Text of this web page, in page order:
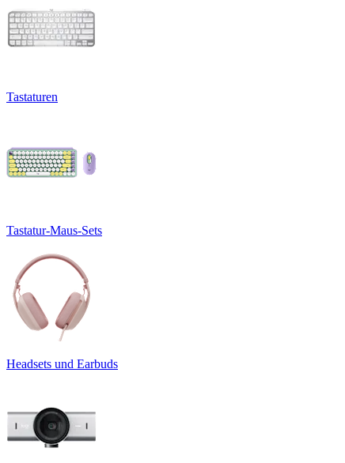
Tastaturen
Tastatur-Maus-Sets
Headsets und Earbuds